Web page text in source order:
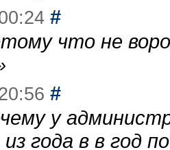
#
что не
#
у
года в в год